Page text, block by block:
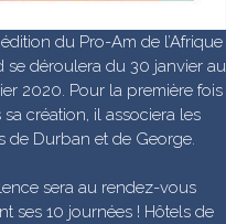
édition du Pro-Am de l’Afrique
se déroulera du 30 janvier au
2020. Pour la première fois
création, il associera les
de Durban et de George.
sera au rendez-vous
ses 10 journées ! Hôtels de